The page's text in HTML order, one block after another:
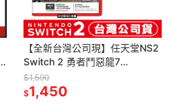
【全新台灣公司現】任天堂NS2
Switch 2 勇者鬥惡龍7
Reimagined-中文版(鑰匙卡)[夢
遊館]
$1,590
$1,450